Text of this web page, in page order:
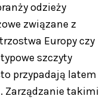
odzieży
związane z
Europy czy
szczyty
przypadają latem
Zarządzanie takimi